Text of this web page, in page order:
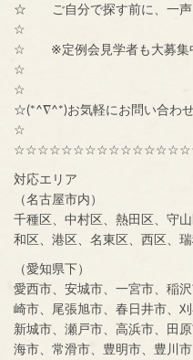
☆ ご自分で探す前に、
☆
☆ ※定例会見学者も大
☆
☆
☆(*^∇^*)お気軽にお問い合
☆
対応エリア
（名古屋市内）
千種区、中村区、熱田区、守
和区、港区、名東区、西区、
（愛知県下）
愛西市、安城市、一宮市、稲
崎市、尾張旭市、春日井市、
新城市、瀬戸市、高浜市、田
海市、常滑市、豊明市、豊川